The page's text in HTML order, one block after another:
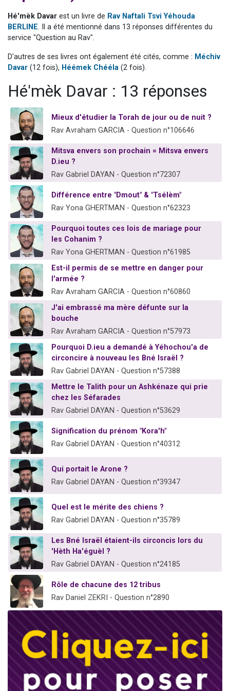
4 personnes viennent de faire un don pour Reloger Rivka, 6 enfants, victime de violences...
2 personnes viennent de faire un don pour 1 Journée de Vacances Pour les Enfants
4 personnes viennent de nous rejoindre sur WhatsApp
3 nouvelles musiques dans Torah-Box Music
Hé'mèk Davar est un livre de Rav Naftali Tsvi Yéhouda
BERLINE. Il a été mentionné dans 13 réponses différentes du
service "Question au Rav".
D'autres de ses livres ont également été cités, comme : Méchiv
Davar (12 fois), Héémek Chééla (2 fois).
Hé'mèk Davar : 13 réponses
Mieux d'étudier la Torah de jour ou de nuit ?
Rav Avraham GARCIA - Question n°106646
Mitsva envers son prochain = Mitsva envers
D.ieu ?
Rav Gabriel DAYAN - Question n°72307
Différence entre "Dmout" & "Tsélèm"
Rav Yona GHERTMAN - Question n°62323
Pourquoi toutes ces lois de mariage pour
les Cohanim ?
Rav Yona GHERTMAN - Question n°61985
Est-il permis de se mettre en danger pour
l'armée ?
Rav Avraham GARCIA - Question n°60860
J'ai embrassé ma mère défunte sur la
bouche
Rav Avraham GARCIA - Question n°57973
Pourquoi D.ieu a demandé à Yéhochou'a de
circoncire à nouveau les Bné Israël ?
Rav Gabriel DAYAN - Question n°57388
Mettre le Talith pour un Ashkénaze qui prie
chez les Séfarades
Rav Gabriel DAYAN - Question n°53629
Signification du prénom "Kora'h"
Rav Gabriel DAYAN - Question n°40312
Qui portait le Arone ?
Rav Gabriel DAYAN - Question n°39347
Quel est le mérite des chiens ?
Rav Gabriel DAYAN - Question n°35789
Les Bné Israël étaient-ils circoncis lors du
'Hèth Ha'éguèl ?
Rav Gabriel DAYAN - Question n°24185
Rôle de chacune des 12 tribus
Rav Daniel ZEKRI - Question n°2890